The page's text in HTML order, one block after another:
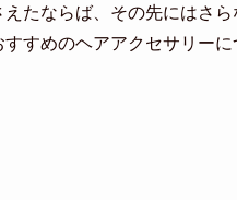
たならば、その先にはさ
すめのヘアアクセサリーに